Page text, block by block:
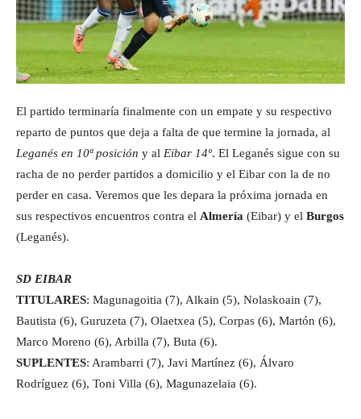
El partido terminaría finalmente con un empate y su respectivo
reparto de puntos que deja a falta de que termine la jornada, al
Leganés en 10ª posición y al Eibar 14º. El Leganés sigue con su
racha de no perder partidos a domicilio y el Eibar con la de no
perder en casa. Veremos que les depara la próxima jornada en
sus respectivos encuentros contra el Almería (Eibar) y el Burgos
(Leganés).
SD EIBAR
TITULARES: Magunagoitia (7), Alkain (5), Nolaskoain (7),
Bautista (6), Guruzeta (7), Olaetxea (5), Corpas (6), Martón (6),
Marco Moreno (6), Arbilla (7), Buta (6).
SUPLENTES: Arambarri (7), Javi Martínez (6), Álvaro
Rodríguez (6), Toni Villa (6), Magunazelaia (6).